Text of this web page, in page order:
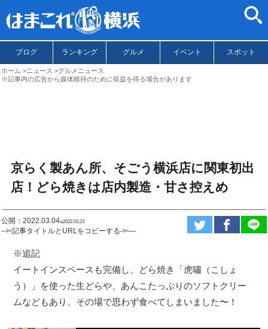
ブログ ランキング グルメ イベント スポット
ホーム ニュース
グルメニュース
※記事内の広告から媒体維持のために収益を得る場合があります
京らく製あん所、そごう横浜店に関東初出
店！どら焼きは店内製造・甘さ控えめ
公開：2022.03.04ಇ2022.03.23
--✄記事タイトルとURLをコピーする-✄—
※追記
イートインスペースも完備し、どら焼き「虎嘯（こしょ
う）」を使った生どらや、あんこたっぷりのソフトクリー
ムなどもあり、その場で思わず食べてしまいました〜！